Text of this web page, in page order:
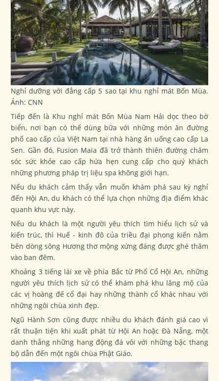
Nghỉ dưỡng với đẳng cấp 5 sao tại khu nghỉ mát Bốn Mùa.
Ảnh: CNN
Tiếp đến là Khu nghỉ mát Bốn Mùa Nam Hải dọc theo bờ
biển, nơi bạn có thể dùng bữa với những món ăn đường
phố cao cấp của Việt Nam tại nhà hàng ăn uống cao cấp La
Sen. Gần đó, Fusion Maia đã trở thành thiên đường chăm
sóc sức khỏe cao cấp hứa hẹn cung cấp cho quý khách
những phương pháp trị liệu spa không giới hạn.
Nếu du khách cảm thấy vẫn muốn khám phá sau kỳ nghỉ
đến Hội An, du khách có thể lựa chọn những địa điểm khác
quanh khu vực này.
Nếu du khách là một người yêu thích tìm hiểu lịch sử và
kiến trúc, thì Huế - kinh đô của triều đại phong kiến nằm
bên dòng sông Hương thơ mộng xứng đáng được ghé thăm
vào ban đêm.
Khoảng 3 tiếng lái xe về phía Bắc từ Phố Cổ Hội An, những
người yêu thích lịch sử có thể khám phá khu lăng mộ của
các vị hoàng đế cổ đại hay những thành cổ khác nhau với
những ngôi chùa xinh đẹp.
Ngũ Hành Sơn cũng được nhiều du khách đánh giá cao vì
rất thuận tiện khi xuất phát từ Hội An hoặc Đà Nẵng, một
danh thắng những hang động đá vôi với những bậc thang
bộ dẫn đến một ngôi chùa Phật Giáo.